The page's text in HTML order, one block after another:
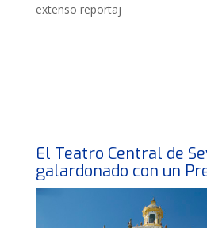
extenso reportaj
El Teatro Central de
galardonado con un